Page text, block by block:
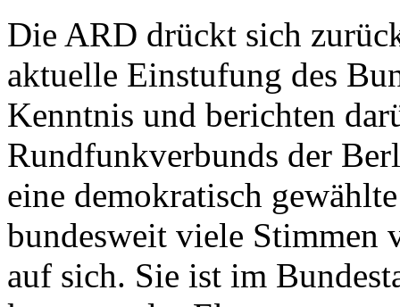
Die ARD drückt sich
aktuelle Einstufung des
Kenntnis und berichten
Rundfunkverbunds der
eine demokratisch
bundesweit viele Stimmen
auf sich. Sie ist im